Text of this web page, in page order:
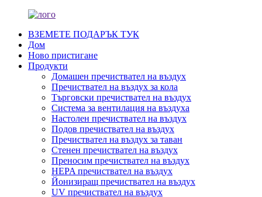
ВЗЕМЕТЕ ПОДАРЪК ТУК
Дом
Ново пристигане
Продукти
Домашен пречиствател на въздух
Пречиствател на въздух за кола
Търговски пречиствател на въздух
Система за вентилация на въздуха
Настолен пречиствател на въздух
Подов пречиствател на въздух
Пречиствател на въздух за таван
Стенен пречиствател на въздух
Преносим пречиствател на въздух
HEPA пречиствател на въздух
Йонизиращ пречиствател на въздух
UV пречиствател на въздух